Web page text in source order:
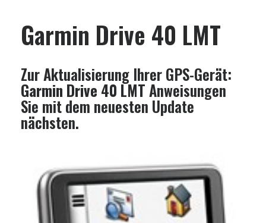
Garmin Drive 40 LMT
Zur Aktualisierung Ihrer GPS-Gerät:
Garmin Drive 40 LMTAnweisungen
Sie mit dem neuesten Update
nächsten.